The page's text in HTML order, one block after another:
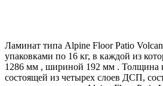
Ламинат типа Alpine Floor Patio
упаковками по 16 кг, в каждой из
1286 мм , шириной 192 мм . Толщина
состоящей из четырех слоев ДСП,